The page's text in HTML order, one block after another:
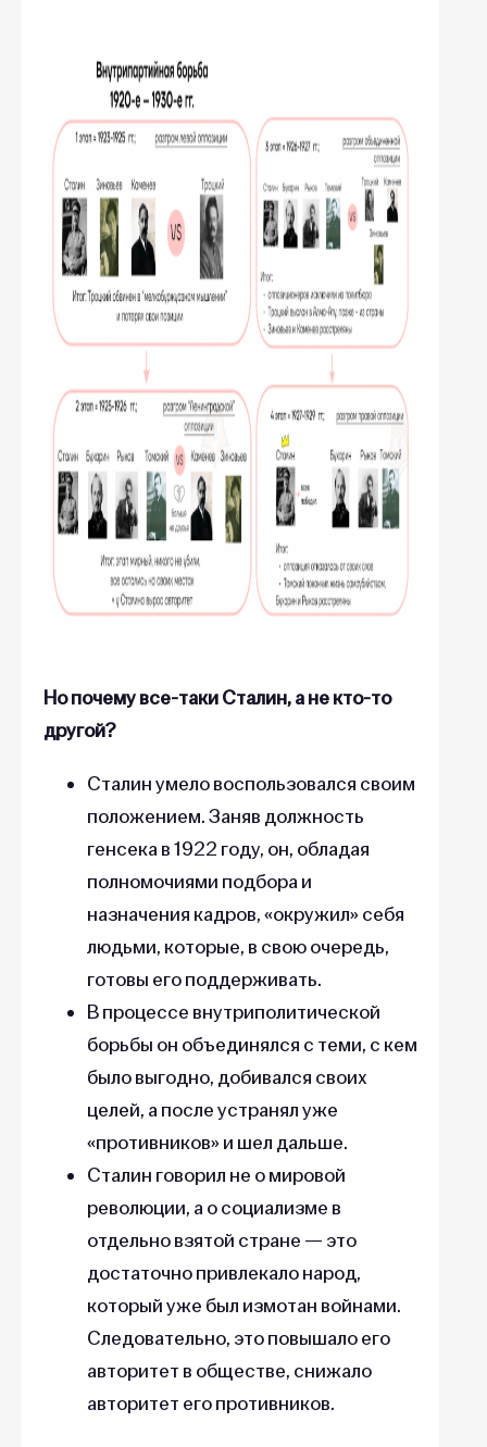
Но почему все-таки Сталин, а не кто-то
другой?
Сталин умело воспользовался своим
положением. Заняв должность
генсека в 1922 году, он, обладая
полномочиями подбора и
назначения кадров, «окружил» себя
людьми, которые, в свою очередь,
готовы его поддерживать.
В процессе внутриполитической
борьбы он объединялся с теми, с кем
было выгодно, добивался своих
целей, а после устранял уже
«противников» и шел дальше.
Сталин говорил не о мировой
революции, а о социализме в
отдельно взятой стране — это
достаточно привлекало народ,
который уже был измотан войнами.
Следовательно, это повышало его
авторитет в обществе, снижало
авторитет его противников.